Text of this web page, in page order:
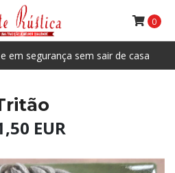
em segurança sem sair de casa
0
EUR